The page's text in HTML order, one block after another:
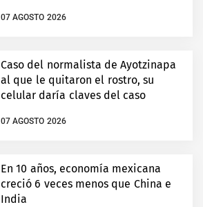
07 AGOSTO 2026
Caso del normalista de Ayotzinapa
al que le quitaron el rostro, su
celular daría claves del caso
07 AGOSTO 2026
En 10 años, economía mexicana
creció 6 veces menos que China e
India